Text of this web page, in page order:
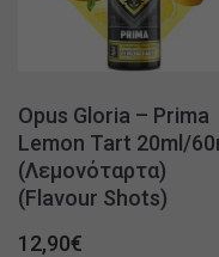
Opus Gloria – Prima
Lemon Tart 20ml/
(Λεμονόταρτα)
(Flavour Shots)
12,90€